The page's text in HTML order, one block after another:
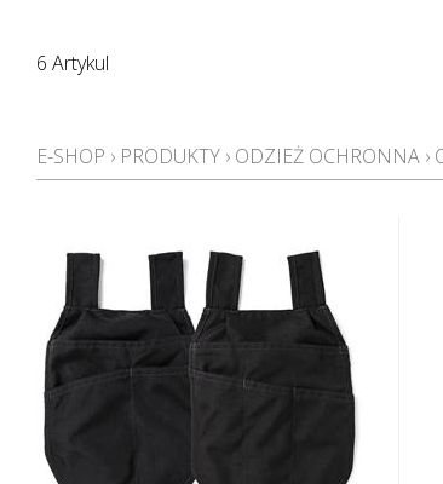
6 Artykul
E-SHOP › PRODUKTY › ODZIEŻ OCHRONNA ›